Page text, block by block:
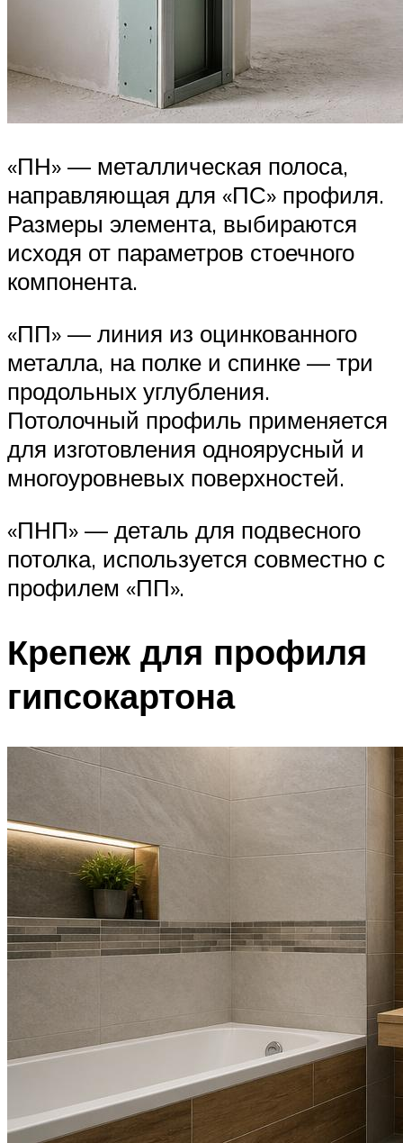
«ПН» — металлическая полоса,
направляющая для «ПС» профиля.
Размеры элемента, выбираются
исходя от параметров стоечного
компонента.
«ПП» — линия из оцинкованного
металла, на полке и спинке — три
продольных углубления.
Потолочный профиль применяется
для изготовления одноярусный и
многоуровневых поверхностей.
«ПНП» — деталь для подвесного
потолка, используется совместно с
профилем «ПП».
Крепеж для профиля
гипсокартона